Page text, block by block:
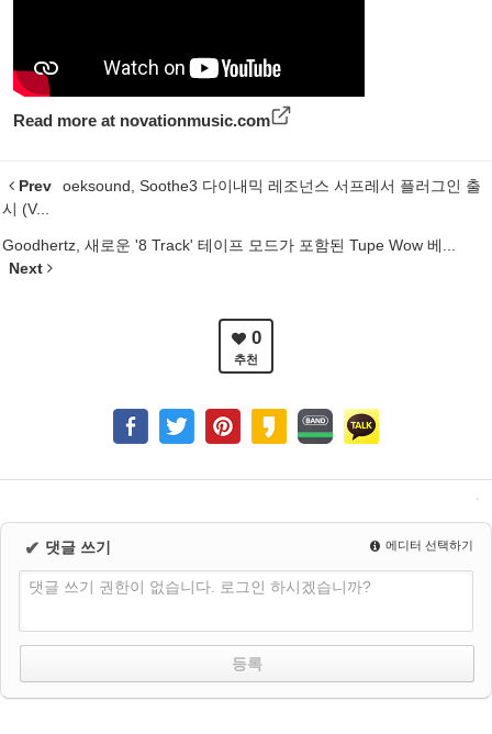
Read more at novationmusic.com
Prev
oeksound, Soothe3 다이내믹 레조넌스 서프레서 플러그인 출
시 (V...
Goodhertz, 새로운 '8 Track' 테이프 모드가 포함된 Tupe Wow 베...
Next
0
추천
✔ 댓글 쓰기 에디터 선택하기
댓글 쓰기 권한이 없습니다. 로그인 하시겠습니까?